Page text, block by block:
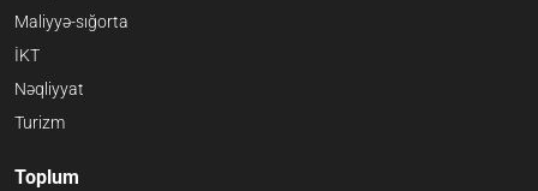
Maliyyə-sığorta
İKT
Nəqliyyat
Turizm
Toplum